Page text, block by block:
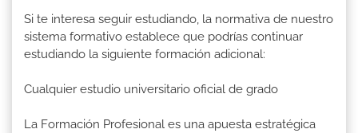
Si te interesa seguir estudiando, la normativa de nuestro
sistema formativo establece que podrías continuar
estudiando la siguiente formación adicional:
Cualquier estudio universitario oficial de grado
La Formación Profesional es una apuesta estratégica